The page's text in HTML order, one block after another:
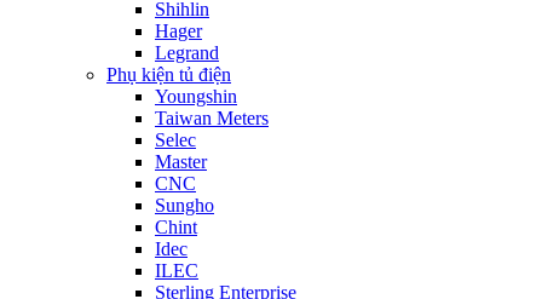
Shihlin
Hager
Legrand
Phụ kiện tủ điện
Youngshin
Taiwan Meters
Selec
Master
CNC
Sungho
Chint
Idec
ILEC
Sterling Enterprise